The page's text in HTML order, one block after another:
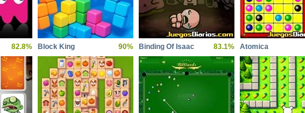
82.8% Block King 90% Binding Of Isaac 83.1% Atomica